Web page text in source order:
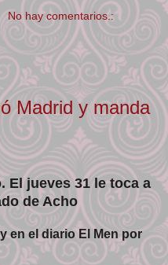
No hay comentarios.:
Madrid y manda
El jueves 31 le toca a
de Acho
en el diario El Men por